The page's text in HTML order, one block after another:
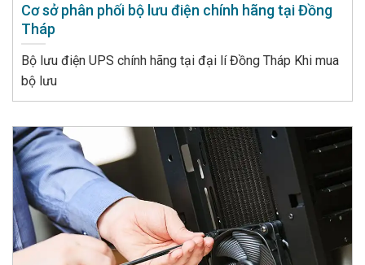
Cơ sở phân phối bộ lưu điện chính hãng tại Đồng
Tháp
Bộ lưu điện UPS chính hãng tại đại lí Đồng Tháp Khi mua
bộ lưu